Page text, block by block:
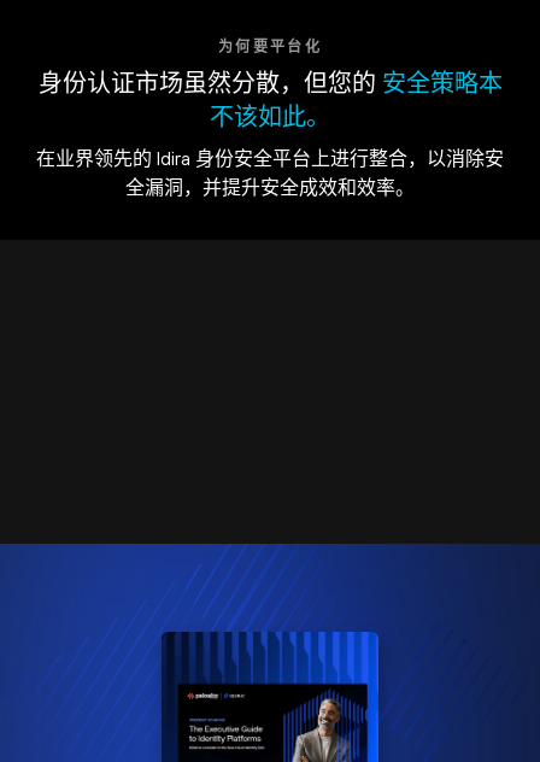
为何要平台化
身份认证市场虽然分散，但您的 安全策略本
不该如此。
在业界领先的 Idira 身份安全平台上进行整合，以消除安
全漏洞，并提升安全成效和效率。